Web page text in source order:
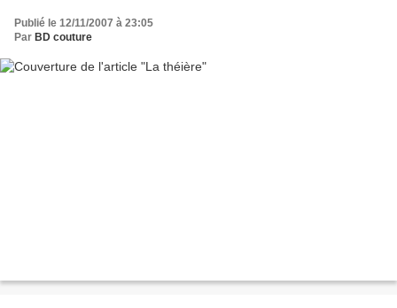
Publié le 12/11/2007 à 23:05
Par BD couture